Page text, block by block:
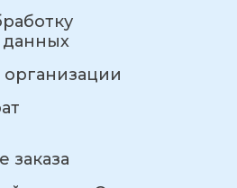
данных
заказа